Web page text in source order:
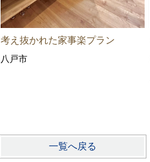
考え抜かれた家事楽プラン
八戸市
一覧へ戻る